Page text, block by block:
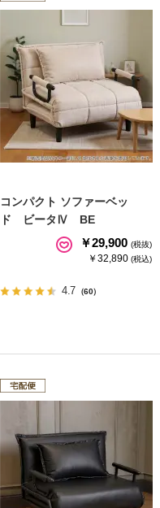
コンパクト ソファーベッ
ド ビータⅣ BE
￥29,900 (税抜)
￥32,890 (税込)
4.7 （60）